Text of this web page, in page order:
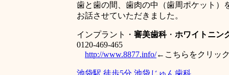
歯と歯の間、歯肉の中（歯周ポケット）
お話させていただきました。
インプラント・ 審美歯科・ ホワイトニン
0120-469-465
http://www.8877.info/←こちらをクリッ